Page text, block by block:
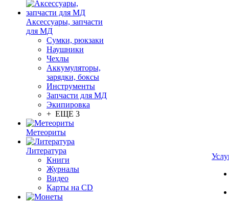
Аксессуары, запчасти
для МД
Сумки, рюкзаки
Наушники
Чехлы
Аккумуляторы,
зарядки, боксы
Инструменты
Запчасти для МД
Экипировка
+ ЕЩЕ 3
Метеориты
Литература
Книги
Журналы
Видео
Карты на CD